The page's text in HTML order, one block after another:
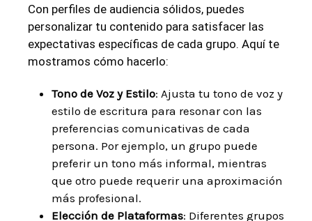
Con perfiles de audiencia sólidos, puedes
personalizar tu contenido para satisfacer las
expectativas específicas de cada grupo. Aquí te
mostramos cómo hacerlo:
Tono de Voz y Estilo: Ajusta tu tono de voz y
estilo de escritura para resonar con las
preferencias comunicativas de cada
persona. Por ejemplo, un grupo puede
preferir un tono más informal, mientras
que otro puede requerir una aproximación
más profesional.
Elección de Plataformas: Diferentes grupos